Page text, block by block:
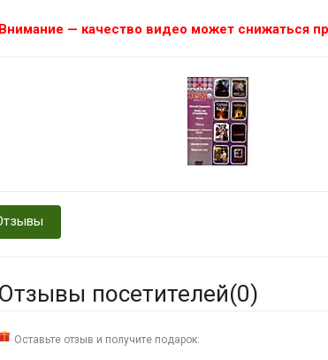
Внимание — качество видео может снижаться
Отзывы посетителей(0)
Оставьте отзыв и получите подарок: